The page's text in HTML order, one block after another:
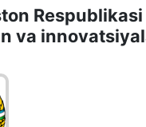
va